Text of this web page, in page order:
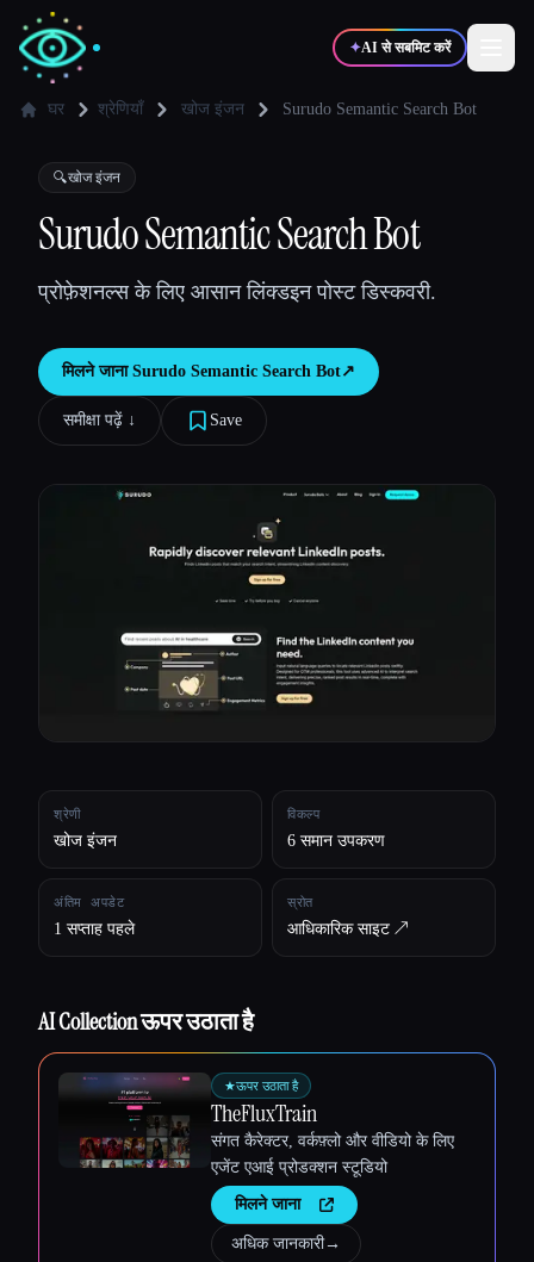
✦AI से सबमिट करें
✍️लेखक
💻 📈
Esc
घर श्रेणियाँ खोज इंजन Surudo Semantic Search Bot
🔍खोज इंजन
Surudo Semantic Search Bot
प्रोफ़ेशनल्स के लिए आसान लिंक्डइन पोस्ट डिस्कवरी.
मिलने जाना Surudo Semantic Search Bot↗︎
समीक्षा पढ़ें ↓︎ Save
श्रेणी
खोज इंजन
विकल्प
6 समान उपकरण
अंतिम अपडेट
1 सप्ताह पहले
स्रोत
आधिकारिक साइट ↗︎
AI Collection ऊपर उठाता है
★ऊपर उठाता है
TheFluxTrain
संगत कैरेक्टर, वर्कफ़्लो और वीडियो के लिए
एजेंट एआई प्रोडक्शन स्टूडियो
मिलने जाना
अधिक जानकारी→